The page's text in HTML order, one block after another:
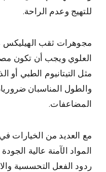
للتهيج وعدم الراحة.
مجوهرات ثقب
العلوي ويجب أن تكون
والطول المناسبان
المضاعفات.
مع العديد من الخيارات
المواد الآمنة عالية
ردود الفعل التحسسية